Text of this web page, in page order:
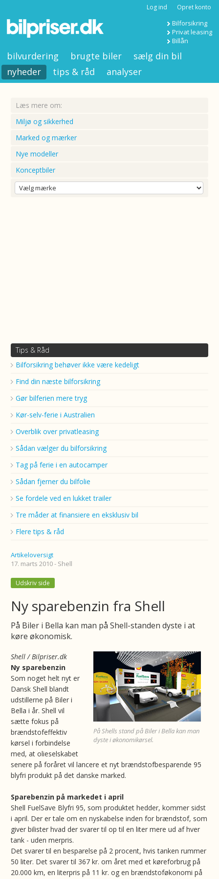
Log ind Opret konto
Bilforsikring
Privat leasing
Billån
bilvurdering brugte biler
sælg din bil
nyheder
tips & råd analyser
Læs mere om:
Miljø og sikkerhed
Marked og mærker
Nye modeller
Konceptbiler
Tips & Råd
Bilforsikring behøver ikke være kedeligt
Find din næste bilforsikring
Gør bilferien mere tryg
Kør-selv-ferie i Australien
Overblik over privatleasing
Sådan vælger du bilforsikring
Tag på ferie i en autocamper
Sådan fjerner du bilfolie
Se fordele ved en lukket trailer
Tre måder at finansiere en eksklusiv bil
Flere tips & råd
Artikeloversigt
17. marts 2010 - Shell
Udskriv side
Ny sparebenzin fra Shell
På Biler i Bella kan man på Shell-standen dyste i at
køre økonomisk.
På Shells stand på Biler i Bella kan man
dyste i økonomikørsel.
Shell / Bilpriser.dk
Ny sparebenzin
Som noget helt nyt er
Dansk Shell blandt
udstillerne på Biler i
Bella i år. Shell vil
sætte fokus på
brændstofeffektiv
kørsel i forbindelse
med, at olieselskabet
senere på foråret vil lancere et nyt brændstofbesparende 95
blyfri produkt på det danske marked.
Sparebenzin på markedet i april
Shell FuelSave Blyfri 95, som produktet hedder, kommer sidst
i april. Der er tale om en nyskabelse inden for brændstof, som
giver bilister hvad der svarer til op til en liter mere ud af hver
tank - uden merpris.
Det svarer til en besparelse på 2 procent, hvis tanken rummer
50 liter. Det svarer til 367 kr. om året med et køreforbrug på
20.000 km, en literpris på 11 kr. og en brændstoføkonomi på